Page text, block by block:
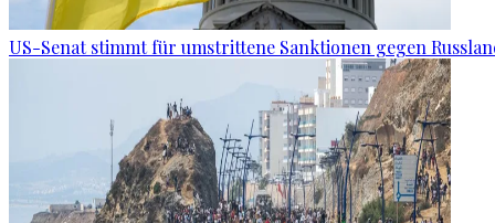
US-Senat stimmt für umstrittene Sanktionen gegen